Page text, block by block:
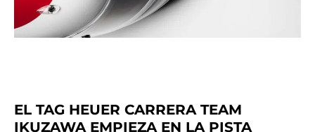
EL TAG HEUER CARRERA TEAM
IKUZAWA EMPIEZA EN LA PISTA